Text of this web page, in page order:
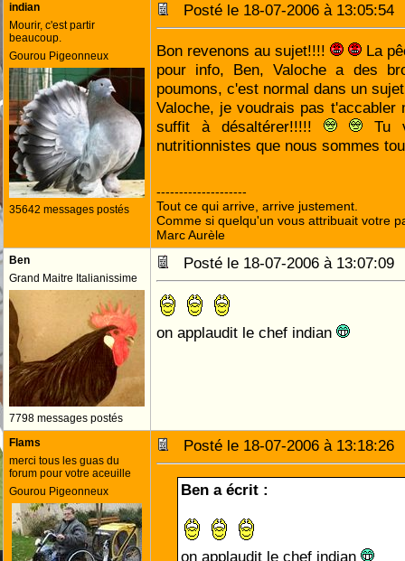
indian
Mourir, c'est partir
beaucoup.
Gourou Pigeonneux
35642 messages postés
Posté le 18-07-2006 à
Bon revenons au sujet!!!!
La
pour info, Ben, Valoche a des
poumons, c'est normal dans un
Valoche, je voudrais pas t'accabler
suffit à désaltérer!!!!!
Tu
nutritionnistes que nous sommes
--------------------
Tout ce qui arrive, arrive justement.
Comme si quelqu'un vous attribuait votre
Marc Aurèle
Ben
Grand Maitre Italianissime
7798 messages postés
Posté le 18-07-2006 à
on applaudit le chef indian
Flams
merci tous les guas du
forum pour votre aceuille
Gourou Pigeonneux
Posté le 18-07-2006 à
Ben a écrit :
on applaudit le chef indian